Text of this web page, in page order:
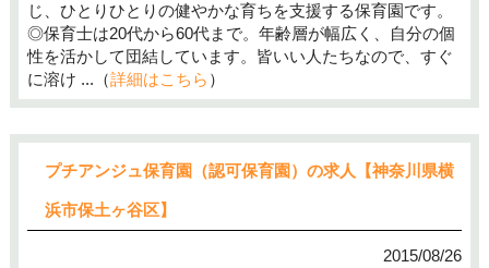
じ、ひとりひとりの健やかな育ちを支援する保育園です。
◎保育士は20代から60代まで。年齢層が幅広く、自分の個
性を活かして団結しています。皆いい人たちなので、すぐ
に溶け ...（詳細はこちら ）
プチアンジュ保育園（認可保育園）の求人【神奈川県横
浜市保土ヶ谷区】
2015/08/26